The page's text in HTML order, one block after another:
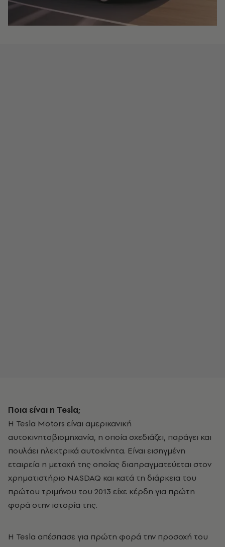
Ποια είναι η Tesla;
Η Tesla Motors είναι αμερικανική
αυτοκινητοβιομηχανία, η οποία σχεδιάζει, παράγει και
πουλάει ηλεκτρικά αυτοκίνητα. Είναι εισηγμένη
εταιρεία η μετοχή της οποίας διαπραγματεύεται στον
χρηματιστήριο NASDAQ και κατά τη διάρκεια του
πρώτου τριμήνου του 2013 είχε κέρδη για πρώτη
φορά στην ιστορία της.
Η Tesla απέσπασε για πρώτη φορά την προσοχή του